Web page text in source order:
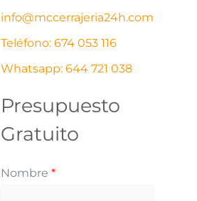
info@mccerrajeria24h.com
Teléfono: 674 053 116
Whatsapp: 644 721 038
Presupuesto
Gratuito
Nombre *
í
a
s
s